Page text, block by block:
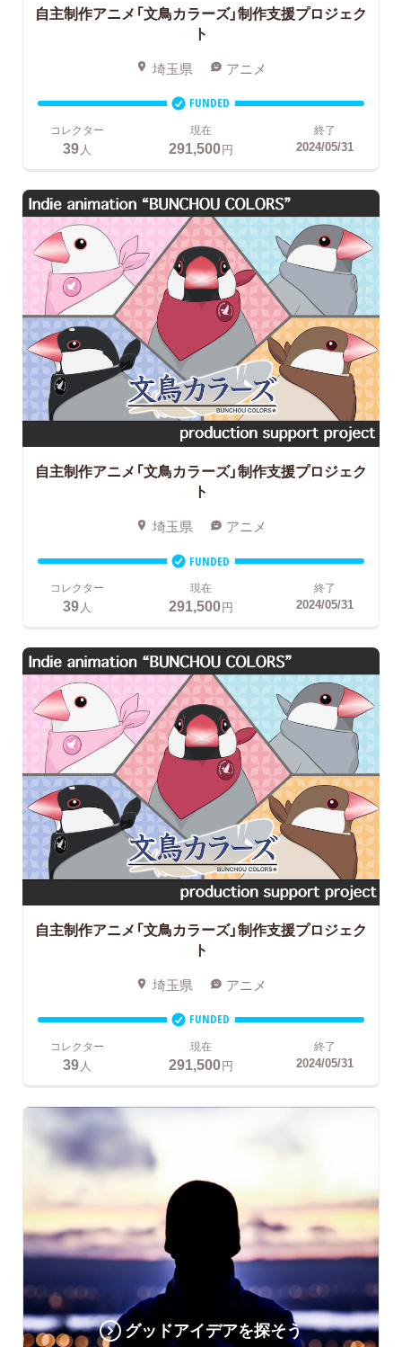
自主制作アニメ「文鳥カラーズ」制作支援プロジェク
ト
埼玉県 アニメ
FUNDED
コレクター
39 人
現在
291,500円
終了
2024/05/31
自主制作アニメ「文鳥カラーズ」制作支援プロジェク
ト
埼玉県 アニメ
FUNDED
コレクター
39人
現在
291,500円
終了
2024/05/31
自主制作アニメ「文鳥カラーズ」制作支援プロジェク
ト
埼玉県 アニメ
FUNDED
コレクター
39 人
現在
291,500円
終了
2024/05/31
グッドアイデアを探そう